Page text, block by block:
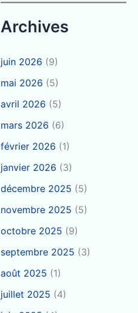
Archives
juin 2026 (9)
mai 2026 (5)
avril 2026 (5)
mars 2026 (6)
février 2026 (1)
janvier 2026 (3)
décembre 2025 (5)
novembre 2025 (5)
octobre 2025 (9)
septembre 2025 (3)
août 2025 (1)
juillet 2025 (4)